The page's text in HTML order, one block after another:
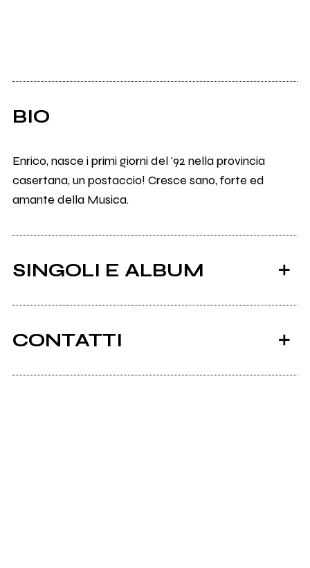
BIO
Enrico, nasce i primi giorni del '92 nella provincia
casertana, un postaccio! Cresce sano, forte ed
amante della Musica.
SINGOLI E ALBUM
CONTATTI